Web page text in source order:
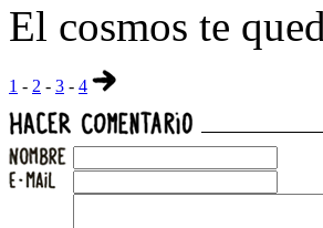
El cosmos te
1 - 2 - 3 - 4